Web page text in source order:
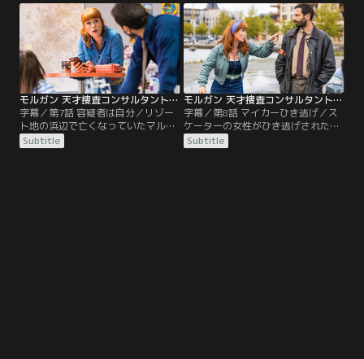
ていると話していた。しかし娘は母
を虐待していた父親とは10年も会っ
ていないと言う。調べを進めるうち
に別の娘がいると分かるが、その女
は娘に成りすましていたのだった。
にはジョゼファと書かれた紙が残さ
れていたが、関係者にその名前の人
物はいない。捜査が行き詰っていた
ところに、テアのフォロワーから
「ジョゼファは工業団地の名前であ
る」との情報が。
モルガン 天才捜査コンサルタントの殺人事件簿 シーズン1 第07話／字幕
字幕／第7話 容疑者は自分／リゾー
ト地の浜辺で亡くなっていたマルテ
ンス。不審者を目撃した青年の証言
で似顔絵を作成すると、その顔は彼
Subtitle
モルガン 天才捜査コンサルタントの殺人事件簿 シーズン1 第08話（最終話）／字幕
字幕／第8話 マイカーひき逃げ／ス
ケーターの女性がひき逃げされた。
遺体の第一発見者は盲目の女性。車
は運河から引き揚げられたが、何と
Subtitle